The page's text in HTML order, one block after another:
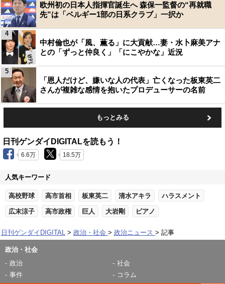
欧州初の日本人指揮官誕生へ 森保一監督の“再就職
先”は「ベルギー1部の日系クラブ」一択か
中村倫也が「風、薫る」に大貢献…妻・水卜麻美アナ
との「ずっと仲良く」「にこやかな」近況
4
「恩人だけど、嫌いな人の代表」亡くなった板東英二
さんが複雑な感情を抱いたプロデューサーの名前
5
もっとみる
日刊ゲンダイDIGITALを読もう！
6.6万 18.5万
人気キーワード
高校野球 高市首相 板東英二 清水アキラ ハラスメント
広末涼子 高市政権 巨人 大岩剛 ピアノ
日刊ゲンダイDIGITAL 政治・社会 政治ニュース 記事
政治・社会
政治
社会
事件
コラム